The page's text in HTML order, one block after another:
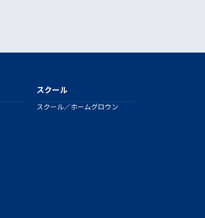
スクール
スクール／ホームグロウン